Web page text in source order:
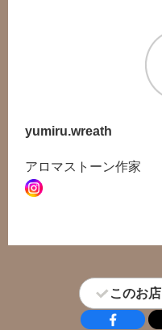
yumiru.wreath
アロマストーン作家
このお